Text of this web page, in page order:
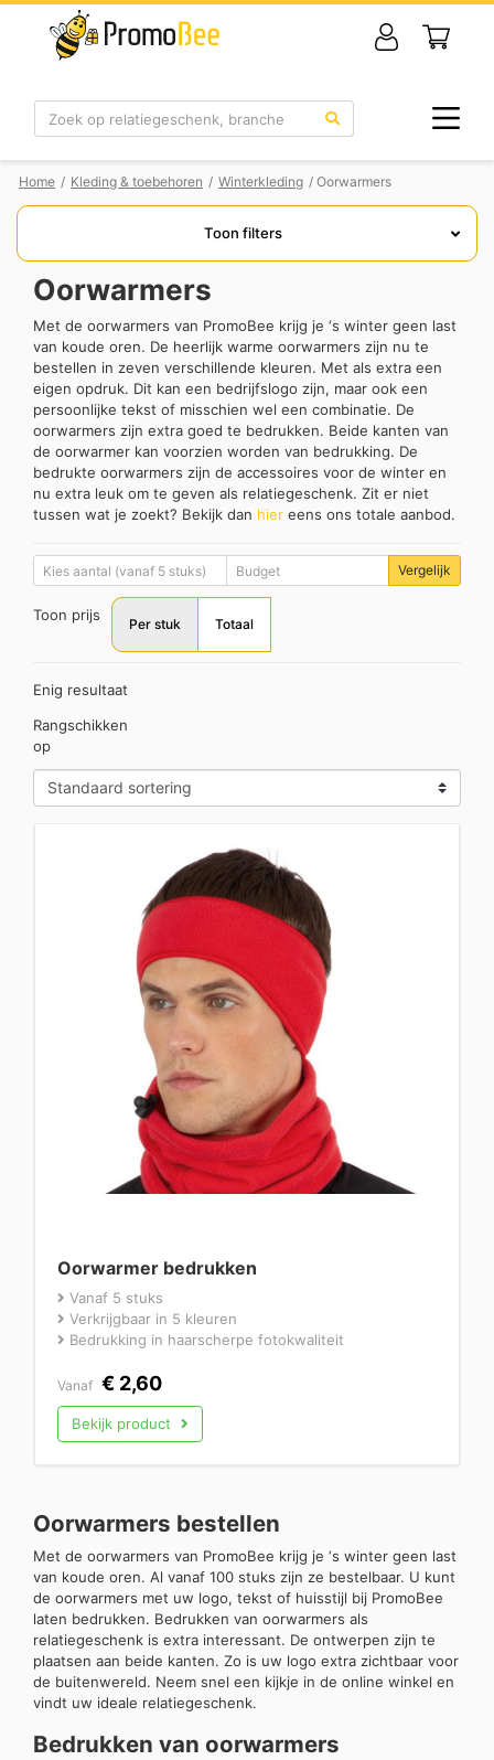
Zoek
Home / Kleding & toebehoren / Winterkleding / Oorwarmers
Toon filters
Oorwarmers
Met de oorwarmers van PromoBee krijg je ‘s winter geen last
van koude oren. De heerlijk warme oorwarmers zijn nu te
bestellen in zeven verschillende kleuren. Met als extra een
eigen opdruk. Dit kan een bedrijfslogo zijn, maar ook een
persoonlijke tekst of misschien wel een combinatie. De
oorwarmers zijn extra goed te bedrukken. Beide kanten van
de oorwarmer kan voorzien worden van bedrukking. De
bedrukte oorwarmers zijn de accessoires voor de winter en
nu extra leuk om te geven als relatiegeschenk. Zit er niet
tussen wat je zoekt? Bekijk dan hier eens ons totale aanbod.
Vergelijk
Toon prijs
Per stuk Totaal
Enig resultaat
Rangschikken
op
Oorwarmer bedrukken
Vanaf 5 stuks
Verkrijgbaar in 5 kleuren
Bedrukking in haarscherpe fotokwaliteit
Vanaf € 2,60
Bekijk product
Oorwarmers bestellen
Met de oorwarmers van PromoBee krijg je ‘s winter geen last
van koude oren. Al vanaf 100 stuks zijn ze bestelbaar. U kunt
de oorwarmers met uw logo, tekst of huisstijl bij PromoBee
laten bedrukken. Bedrukken van oorwarmers als
relatiegeschenk is extra interessant. De ontwerpen zijn te
plaatsen aan beide kanten. Zo is uw logo extra zichtbaar voor
de buitenwereld. Neem snel een kijkje in de online winkel en
vindt uw ideale relatiegeschenk.
Bedrukken van oorwarmers